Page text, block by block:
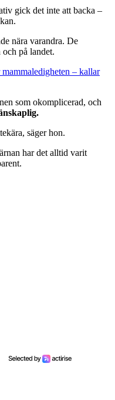
gick det inte att backa –
nära varandra. De
på landet.
– kallar
som okomplicerad, och
säger hon.
har det alltid varit